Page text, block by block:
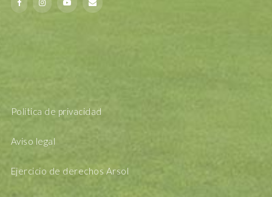
Política de privacidad
Aviso legal
Ejercicio de derechos Arsol